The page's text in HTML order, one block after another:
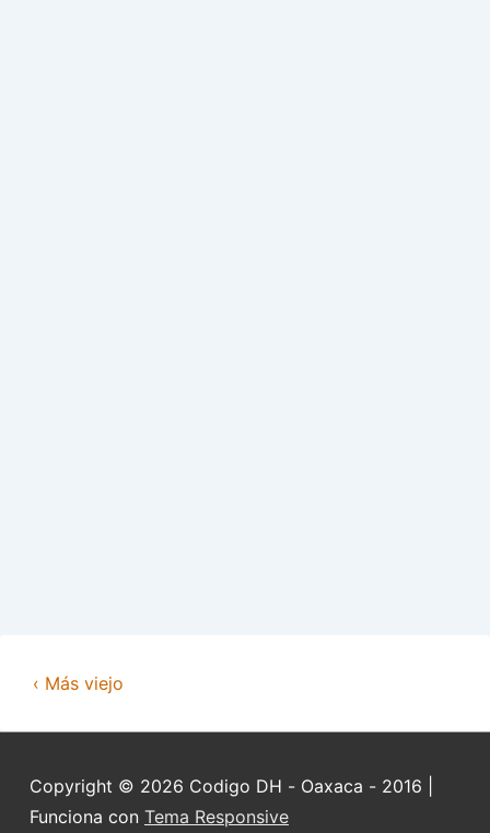
‹ Más viejo
Copyright © 2026 Codigo DH - Oaxaca - 2016
Funciona con Tema Responsive